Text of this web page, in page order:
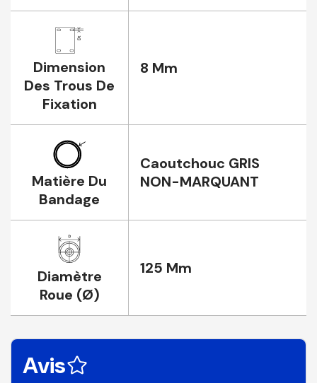
Dimension
Des Trous De
Fixation
8 Mm
Matière Du
Bandage
Caoutchouc GRIS
NON-MARQUANT
Diamètre
Roue (Ø)
125 Mm
Avis